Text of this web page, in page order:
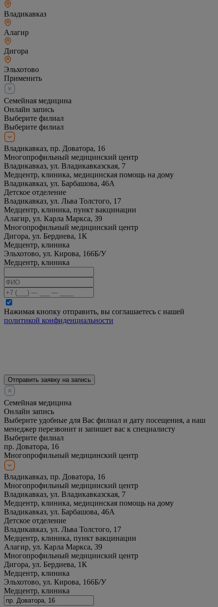
Владикавказ
Алагир
Дигора
Эльхотово
Применить
Семейная медицина
Онлайн запись
Выберите филиал
Выберите филиал
Владикавказ, пр. Доватора, 16
Многопрофильный медицинский центр
Владикавказ, ул. Владикавказская, 7
Медцентр, клиника, медицинская помощь на дому
Владикавказ, ул. Барбашова, 46А
Детское отделение
Владикавказ, ул. Льва Толстого, 17
Медцентр, клиника, пункт вакцинации
Алагир, ул. Карла Маркса, 39
Многопрофильный медицинский центр
Дигора, ул. Бердиева, 1К
Медцентр, клиника
Эльхотово, ул. Кирова, 166Б/У
Медцентр, клиника
Нажимая кнопку отправить, вы соглашаетесь с нашей
политикой конфиденциальности
Отправить заявку на запись
Семейная медицина
Онлайн запись
Выберите удобные для Вас филиал и дату посещения, а наш
менеджер перезвонит и запишет вас к специалисту
Выберите филиал
пр. Доватора, 16
Многопрофильный медицинский центр
Владикавказ, пр. Доватора, 16
Многопрофильный медицинский центр
Владикавказ, ул. Владикавказская, 7
Медцентр, клиника, медицинская помощь на дому
Владикавказ, ул. Барбашова, 46А
Детское отделение
Владикавказ, ул. Льва Толстого, 17
Медцентр, клиника, пункт вакцинации
Алагир, ул. Карла Маркса, 39
Многопрофильный медицинский центр
Дигора, ул. Бердиева, 1К
Медцентр, клиника
Эльхотово, ул. Кирова, 166Б/У
Медцентр, клиника